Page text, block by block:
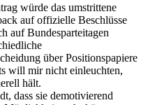
würde das umstrittene
auf offizielle Beschlüsse
auf Bundesparteitagen
über Positionspapiere
will mir nicht einleuchten,
hält.
dass sie demotivierend